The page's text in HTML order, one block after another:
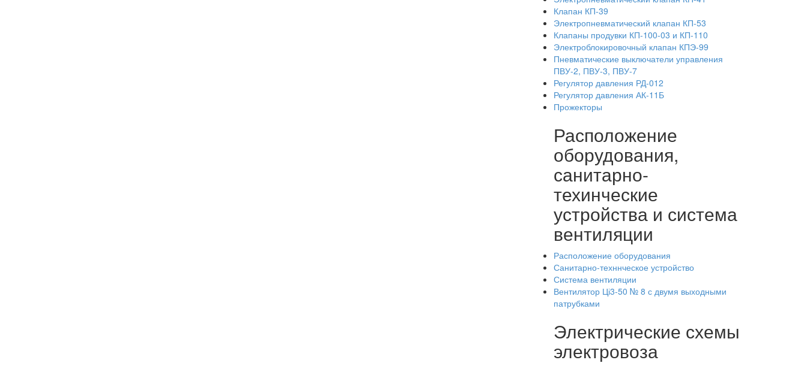
Клапан КП-39
Электропневматический клапан КП-53
Клапаны продувки КП-100-03 и КП-110
Электроблокировочный клапан КПЭ-99
Пневматические выключатели управления
ПВУ-2, ПВУ-3, ПВУ-7
Регулятор давления РД-012
Регулятор давления АК-11Б
Прожекторы
Расположение
оборудования,
санитарно-
техинческие
устройства и система
вентиляции
Расположение оборудования
Санитарно-техннческое устройство
Система вентиляции
Вентилятор Ці3-50 № 8 с двумя выходными
патрубками
Электрические схемы
электровоза